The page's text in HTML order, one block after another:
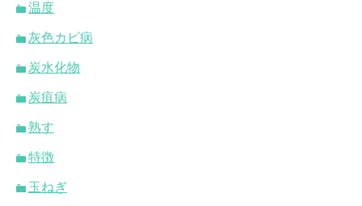
温度
灰色カビ病
炭水化物
炭疽病
熟す
特徴
玉ねぎ